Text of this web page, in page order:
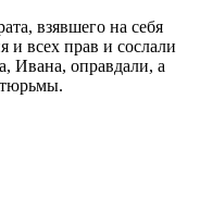
взявшего на себя
и всех прав и сослали
Ивана, оправдали, а